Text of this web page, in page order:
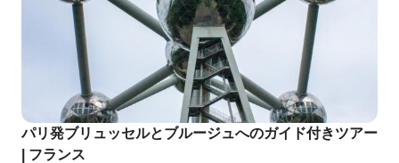
パリ発ブリュッセルとブルージュへのガイド付きツアー
| フランス